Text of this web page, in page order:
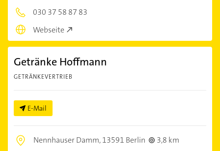
030 37 58 87 83
Webseite
Getränke Hoffmann
GETRÄNKEVERTRIEB
E-Mail
Nennhauser Damm,13591 Berlin
3,8 km